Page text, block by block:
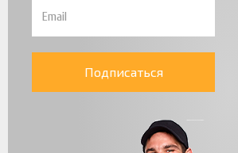
Подписаться